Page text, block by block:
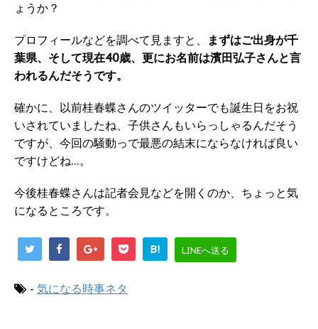
ょうか？
プロフィールなどを調べて見ますと、
まずはご出身が千
葉県、そして現在40歳、更にお名前は濱田弘子さんと言
われるんだそうです。
確かに、以前桂春蝶さんのツイッターでも誕生日をお祝
いされていましたね、子供さんもいらっしゃるんだそう
ですが、今回の騒動っで最悪の結末にならなければ良い
ですけどね…。
今後桂春蝶さんは記者会見などを開くのか、ちょっと気
になるところです。
B! LINEへ送る
- 気になる時事ネタ